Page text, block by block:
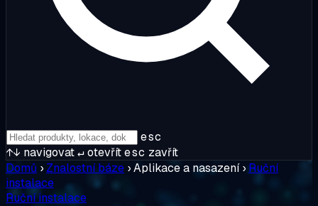
esc
↑↓ navigovat↵otevřítesc zavřít
Domů › Znalostní báze ›Aplikace a nasazení › Ruční
instalace
Ruční instalace